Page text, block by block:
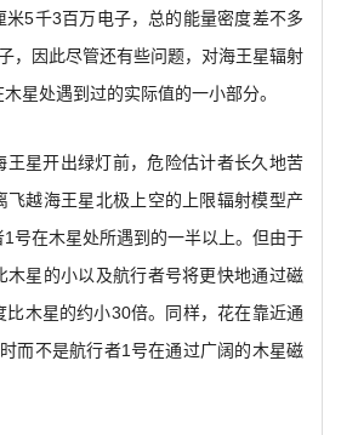
米5千3百万电子，总的能量密度差不多
，因此尽管还有些问题，对海王星辐射
星处遇到过的实际值的一小部分。
王星开出绿灯前，危险估计者长久地苦
飞越海王星北极上空的上限辐射模型产
号在木星处所遇到的一半以上。但由于
木星的小以及航行者号将更快地通过磁
比木星的约小30倍。同样，花在靠近通
而不是航行者1号在通过广阔的木星磁